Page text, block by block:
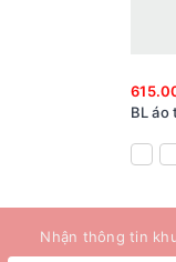
BL áo
Nhận thông tin